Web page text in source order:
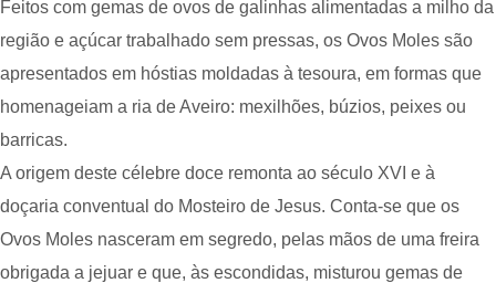
Feitos com gemas de ovos de galinhas alimentadas a milho da
região e açúcar trabalhado sem pressas, os Ovos Moles são
apresentados em hóstias moldadas à tesoura, em formas que
homenageiam a ria de Aveiro: mexilhões, búzios, peixes ou
barricas.
A origem deste célebre doce remonta ao século XVI e à
doçaria conventual do Mosteiro de Jesus. Conta-se que os
Ovos Moles nasceram em segredo, pelas mãos de uma freira
obrigada a jejuar e que, às escondidas, misturou gemas de